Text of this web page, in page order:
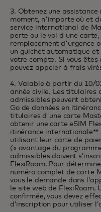
3. Obtenez une
moment, n'importe où et
service international de
perte ou le vol d'une
remplacement d'urgence
un guichet automatique et
votre compte. Si vous
pouvez appeler à frais
4. Valable à partir du 10/
année civile. Les titulaires
admissibles peuvent
Go de données en
titulaires d'une carte
obtenir une carte eSIM
itinérance internationale**
utilisant leur carte de
(« avantage du
admissibles doivent
FlexiRoam. Pour
numéro complet de carte
vous le demande dans
le site web de
confirmée, vous devez
d’inscription pour utiliser